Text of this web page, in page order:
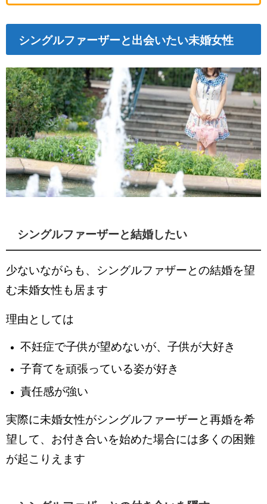
シングルファーザーと出会いたい未婚女性
シングルファーザーと結婚したい
少ないながらも、シングルファザーとの結婚を望
む未婚女性も居ます
理由としては
不妊症で子供が望めないが、子供が大好き
子育てを頑張っている姿が好き
責任感が強い
実際に未婚女性がシングルファーザーと再婚を希
望して、お付き合いを始めた場合には多くの困難
が起こりえます